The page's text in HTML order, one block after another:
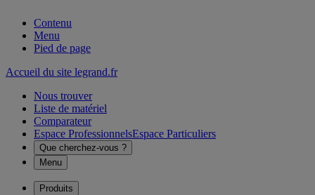
Contenu
Menu
Pied de page
Accueil du site legrand.fr
Nous trouver
Liste de matériel
Comparateur
Espace ProfessionnelsEspace Particuliers
Que cherchez-vous ?
Menu
Produits